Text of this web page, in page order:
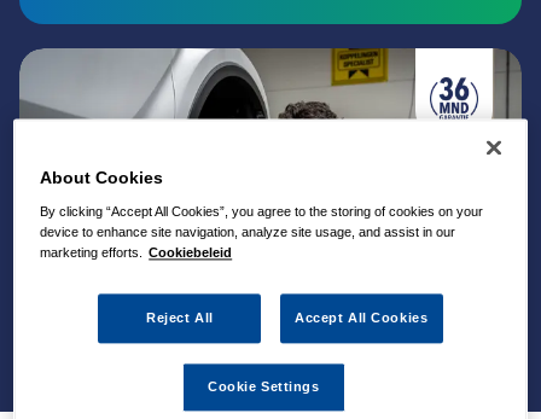
About Cookies
By clicking “Accept All Cookies”, you agree to the storing of cookies on your
device to enhance site navigation, analyze site usage, and assist in our
marketing efforts. Cookiebeleid
Reject All Accept All Cookies
Cookie Settings